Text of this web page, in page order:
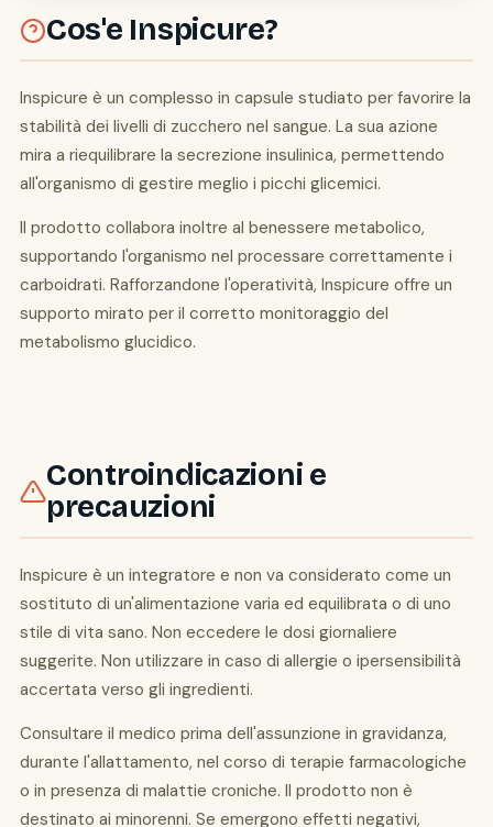
Cos'e Inspicure?
Inspicure è un complesso in capsule studiato per favorire la
stabilità dei livelli di zucchero nel sangue. La sua azione
mira a riequilibrare la secrezione insulinica, permettendo
all'organismo di gestire meglio i picchi glicemici.
Il prodotto collabora inoltre al benessere metabolico,
supportando l'organismo nel processare correttamente i
carboidrati. Rafforzandone l'operatività, Inspicure offre un
supporto mirato per il corretto monitoraggio del
metabolismo glucidico.
Controindicazioni e
precauzioni
Inspicure è un integratore e non va considerato come un
sostituto di un'alimentazione varia ed equilibrata o di uno
stile di vita sano. Non eccedere le dosi giornaliere
suggerite. Non utilizzare in caso di allergie o ipersensibilità
accertata verso gli ingredienti.
Consultare il medico prima dell'assunzione in gravidanza,
durante l'allattamento, nel corso di terapie farmacologiche
o in presenza di malattie croniche. Il prodotto non è
destinato ai minorenni. Se emergono effetti negativi,